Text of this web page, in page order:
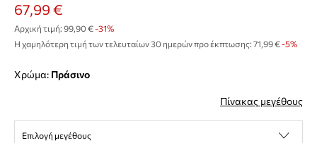
67,99 €
Αρχική τιμή: 99,90 €-31%
Η χαμηλότερη τιμή των τελευταίων 30 ημερών προ έκπτωσης: 71,99 € -5%
Χρώμα: πράσινο
Πίνακας μεγέθους
Επιλογή μεγέθους